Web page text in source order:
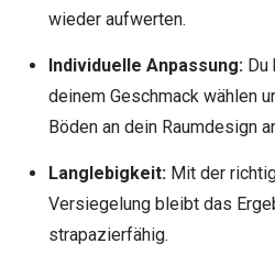
wieder aufwerten.
Individuelle Anpassung:Du
deinem Geschmack wählen
Böden an dein Raumdesign
Langlebigkeit:Mit der
Versiegelung bleibt das
strapazierfähig.